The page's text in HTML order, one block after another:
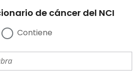
de cáncer del NCI
Contiene